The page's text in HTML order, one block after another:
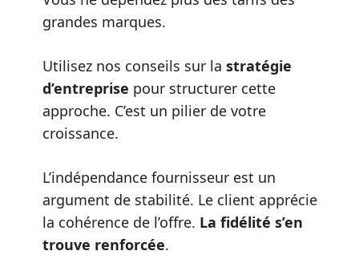
grandes marques.
Utilisez nos conseils sur la stratégie
d’entreprise pour structurer cette
approche. C’est un pilier de votre
croissance.
L’indépendance fournisseur est un
argument de stabilité. Le client apprécie
la cohérence de l’offre. La fidélité s’en
trouve renforcée.